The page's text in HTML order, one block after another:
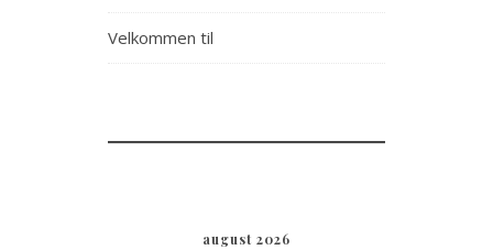
Velkommen til
august 2026